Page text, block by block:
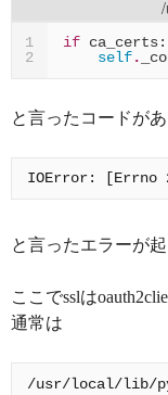
1
2
if ca_certs:
self.
と言ったコードが
と言ったエラーが
ここでsslは
通常は